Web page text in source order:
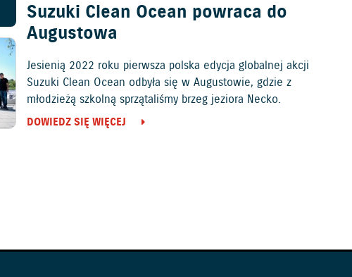
Suzuki Clean Ocean powraca do
Augustowa
Jesienią 2022 roku pierwsza polska edycja globalnej akcji
Suzuki Clean Ocean odbyła się w Augustowie, gdzie z
młodzieżą szkolną sprzątaliśmy brzeg jeziora Necko.
DOWIEDZ SIĘ WIĘCEJ